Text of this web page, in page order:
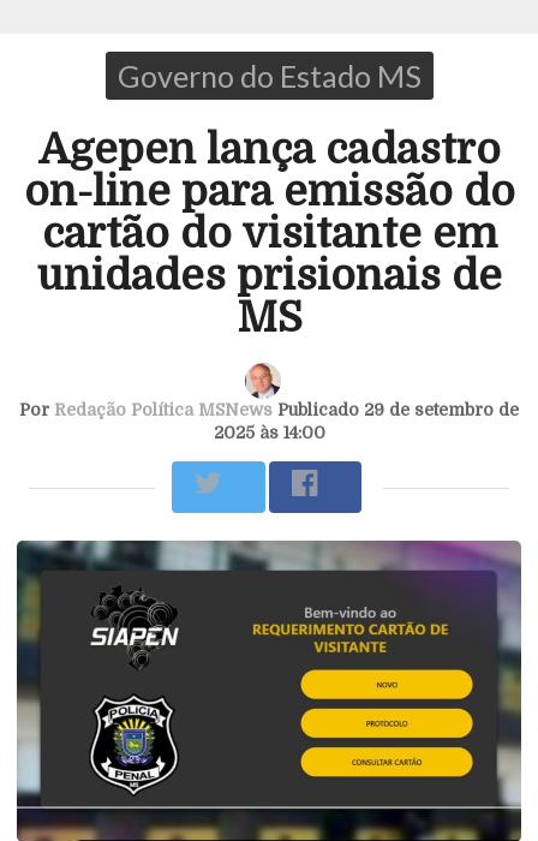
Governo do Estado MS
Agepen lança cadastro
on-line para emissão do
cartão do visitante em
unidades prisionais de
MS
Por Redação Política MSNews Publicado 29 de setembro de
2025 às 14:00